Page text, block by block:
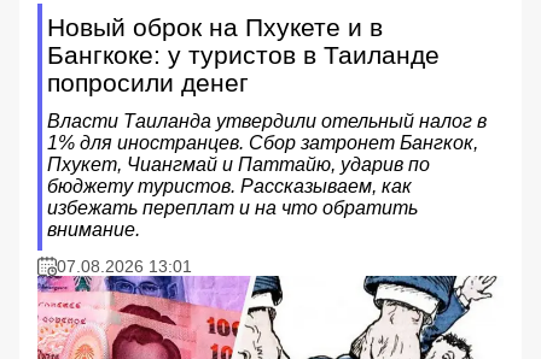
Новый оброк на Пхукете и в
Бангкоке: у туристов в Таиланде
попросили денег
Власти Таиланда утвердили отельный налог в
1% для иностранцев. Сбор затронет Бангкок,
Пхукет, Чиангмай и Паттайю, ударив по
бюджету туристов. Рассказываем, как
избежать переплат и на что обратить
внимание.
07.08.2026 13:01